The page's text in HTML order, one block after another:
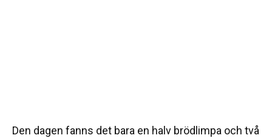
Den dagen fanns det bara en halv brödlimpa och två